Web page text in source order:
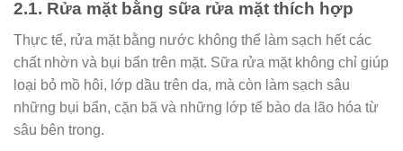
2.1. Rửa mặt bằng sữa rửa mặt thích hợp
Thực tế, rửa mặt bằng nước không thể làm sạch hết các
chất nhờn và bụi bẩn trên mặt. Sữa rửa mặt không chỉ giúp
loại bỏ mồ hôi, lớp dầu trên da, mà còn làm sạch sâu
những bụi bẩn, cặn bã và những lớp tế bào da lão hóa từ
sâu bên trong.